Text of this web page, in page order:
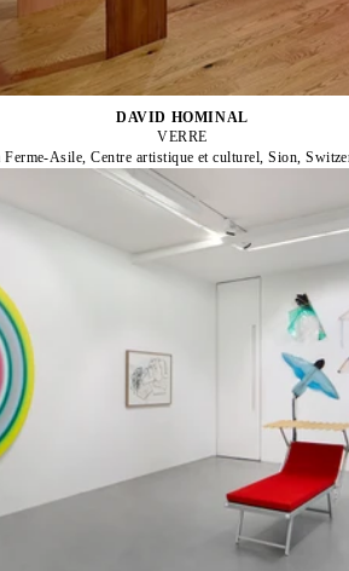
DAVID HOMINAL
VERRE
Ferme-Asile, Centre artistique et culturel, Sion,